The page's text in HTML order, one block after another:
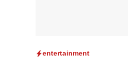
entertainment